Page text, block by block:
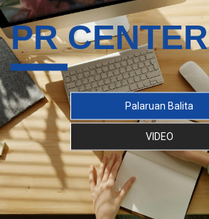
PR CENTER
Palaruan Balita
VIDEO